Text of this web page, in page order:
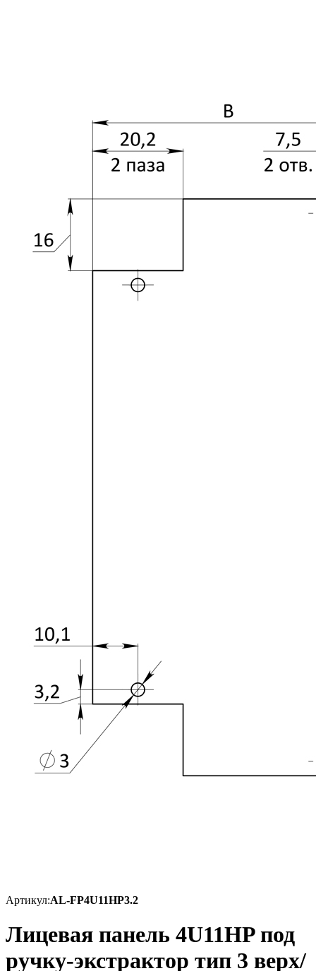
Артикул:AL-FP4U11HP3.2
Лицевая панель 4U11HP под
ручку-экстрактор тип 3 верх/